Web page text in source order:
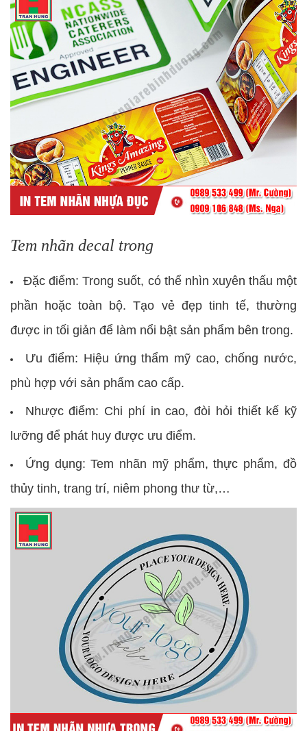
Tem nhãn decal trong
Đặc điểm: Trong suốt, có thể nhìn xuyên thấu một
phần hoặc toàn bộ. Tạo vẻ đẹp tinh tế, thường
được in tối giản để làm nổi bật sản phẩm bên trong.
Ưu điểm: Hiệu ứng thẩm mỹ cao, chống nước,
phù hợp với sản phẩm cao cấp.
Nhược điểm: Chi phí in cao, đòi hỏi thiết kế kỹ
lưỡng để phát huy được ưu điểm.
Ứng dụng: Tem nhãn mỹ phẩm, thực phẩm, đồ
thủy tinh, trang trí, niêm phong thư từ,…